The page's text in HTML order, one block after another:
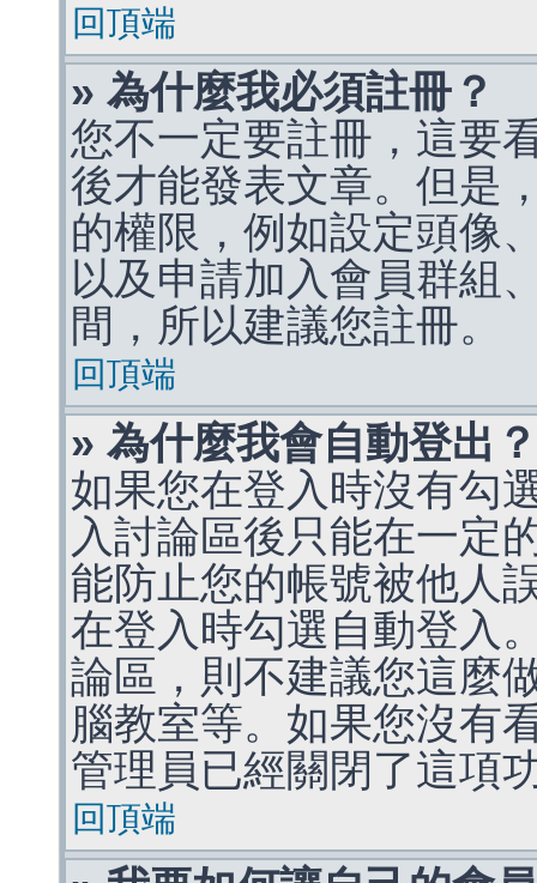
回頂端
» 為什麼我必須註冊？
您不一定要註冊，這要
後才能發表文章。但是
的權限，例如設定頭像
以及申請加入會員群組
間，所以建議您註冊。
回頂端
» 為什麼我會自動登出？
如果您在登入時沒有勾
入討論區後只能在一定
能防止您的帳號被他人
在登入時勾選自動登入
論區，則不建議您這麼
腦教室等。如果您沒有
管理員已經關閉了這項
回頂端